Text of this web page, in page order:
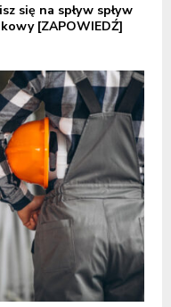
się na spływ spływ
[ZAPOWIEDŹ]